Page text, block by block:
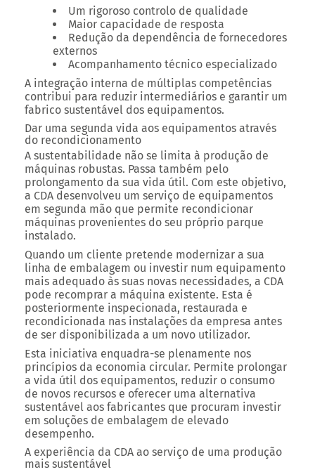
Um rigoroso controlo de qualidade
Maior capacidade de resposta
Redução da dependência de fornecedores
externos
Acompanhamento técnico especializado
A integração interna de múltiplas competências
contribui para reduzir intermediários e garantir um
fabrico sustentável dos equipamentos.
Dar uma segunda vida aos equipamentos através
do recondicionamento
A sustentabilidade não se limita à produção de
máquinas robustas. Passa também pelo
prolongamento da sua vida útil. Com este objetivo,
a CDA desenvolveu um serviço de equipamentos
em segunda mão que permite recondicionar
máquinas provenientes do seu próprio parque
instalado.
Quando um cliente pretende modernizar a sua
linha de embalagem ou investir num equipamento
mais adequado às suas novas necessidades, a CDA
pode recomprar a máquina existente. Esta é
posteriormente inspecionada, restaurada e
recondicionada nas instalações da empresa antes
de ser disponibilizada a um novo utilizador.
Esta iniciativa enquadra-se plenamente nos
princípios da economia circular. Permite prolongar
a vida útil dos equipamentos, reduzir o consumo
de novos recursos e oferecer uma alternativa
sustentável aos fabricantes que procuram investir
em soluções de embalagem de elevado
desempenho.
A experiência da CDA ao serviço de uma produção
mais sustentável